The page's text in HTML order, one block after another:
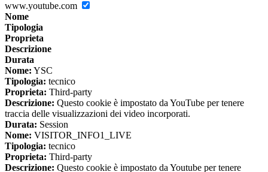
www.youtube.com
Nome
Tipologia
Proprieta
Descrizione
Durata
Nome: YSC
Tipologia: tecnico
Proprieta: Third-party
Descrizione: Questo cookie è impostato da YouTube per tenere
traccia delle visualizzazioni dei video incorporati.
Durata: Session
Nome: VISITOR_INFO1_LIVE
Tipologia: tecnico
Proprieta: Third-party
Descrizione: Questo cookie è impostato da Youtube per tenere